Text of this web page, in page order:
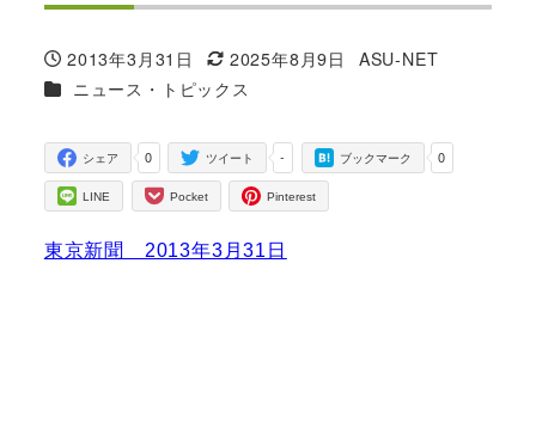
投稿日
2013年3月31日
更新日
2025年8月9日
著
ASU-NET
カテゴリー
ニュース・トピックス
0
シェア -
ツイート 0
ブックマーク
LINE Pocket Pinterest
東京新聞 2013年3月31日